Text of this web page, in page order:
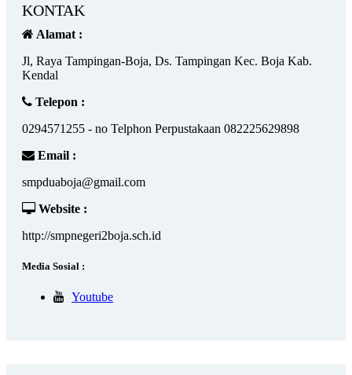
KONTAK
Alamat :
Jl, Raya Tampingan-Boja, Ds. Tampingan Kec. Boja Kab.
Kendal
Telepon :
0294571255 - no Telphon Perpustakaan 082225629898
Email :
smpduaboja@gmail.com
Website :
http://smpnegeri2boja.sch.id
Media Sosial :
Youtube